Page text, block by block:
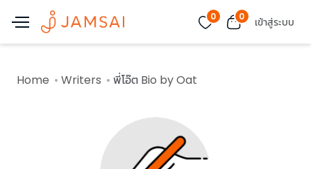
0 0 เข้าสู่ระบบ
Home Writers พี่โอ๊ต Bio by Oat